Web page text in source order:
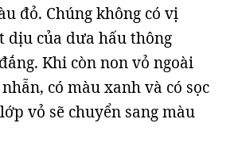
đỏ. Chúng không có vị
dịu của dưa hấu thông
Khi còn non vỏ ngoài
có màu xanh và có sọc
vỏ sẽ chuyển sang màu